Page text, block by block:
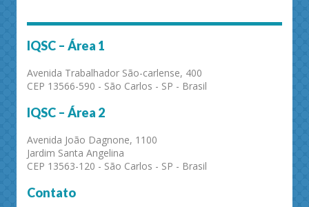
IQSC – Área 1
Avenida Trabalhador São-carlense, 400
CEP 13566-590 - São Carlos - SP - Brasil
IQSC – Área 2
Avenida João Dagnone, 1100
Jardim Santa Angelina
CEP 13563-120 - São Carlos - SP - Brasil
Contato